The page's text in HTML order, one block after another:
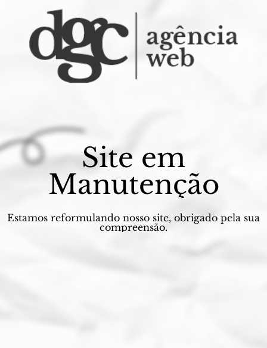
Site em
Manutenção
Estamos reformulando nosso site, obrigado pela sua
compreensão.